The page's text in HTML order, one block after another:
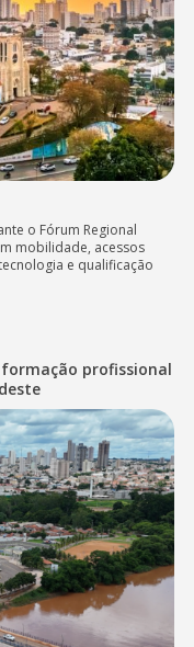
o Fórum Regional
mobilidade, acessos
e qualificação
profissional